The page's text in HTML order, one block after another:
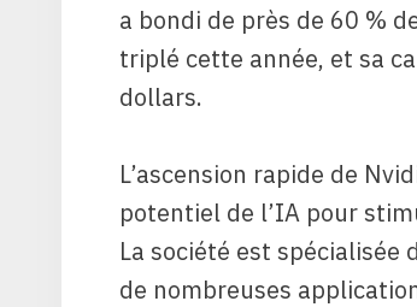
a bondi de près de 60 %
triplé cette année, et sa
dollars.
L’ascension rapide de
potentiel de l’IA pour
La société est spécialisée
de nombreuses